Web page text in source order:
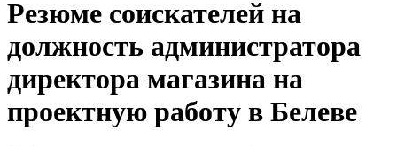
Резюме соискателей на
должность администратора
директора магазина на
проектную работу в Белеве